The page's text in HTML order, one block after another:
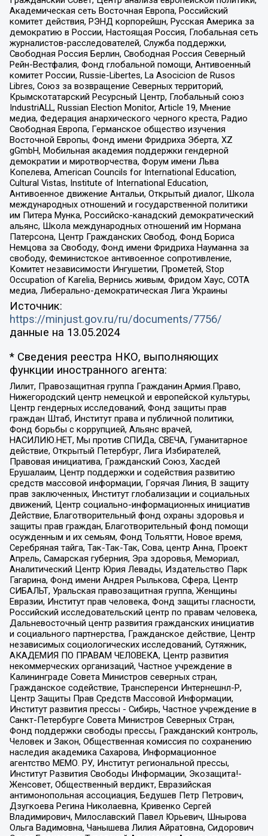
Академическая сеть Восточная Европа, Российский
комитет действия, РЭНД корпорейшн, Русская Америка за
демократию в России, Настоящая Россия, Глобальная сеть
журналистов-расследователей, Служба поддержки,
Свободная Россия Берлин, Свободная Россия Северный
Рейн-Вестфалия, Фонд глобальной помощи, Антивоенный
комитет России, Russie-Libertes, La Asocicion de Rusos
Libres, Союз за возвращение Северных территорий,
Крымскотатарский Ресурсный Центр, Глобальный союз
IndustriALL, Russian Election Monitor, Article 19, Мнение
медиа, Федерация анархического черного креста, Радио
Свободная Европа, Германское общество изучения
Восточной Европы, Фонд имени Фридриха Эберта, XZ
gGmbH, Мобильная академия поддержки гендерной
демократии и миротворчества, Форум имени Льва
Копелева, American Councils for International Education,
Cultural Vistas, Institute of International Education,
Антивоенное движение Антальи, Открытый диалог, Школа
международных отношений и государственной политики
им Питера Мунка, Российско-канадский демократический
альянс, Школа международных отношений им Нормана
Патерсона, Центр Гражданских Свобод, Фонд Бориса
Немцова за Свободу, Фонд имени Фридриха Науманна за
свободу, Феминистское антивоенное сопротивление,
Комитет независимости Ингушетии, Прометей, Stop
Occupation of Karelia, Вернись живым, Фридом Хаус, СОТА
медиа, Либерально-демократическая Лига Украины
Источник:
https://minjust.gov.ru/ru/documents/7756/
данные на 13.05.2024
* Сведения реестра НКО, выполняющих
функции иностранного агента:
Лилит, Правозащитная группа Гражданин.Армия.Право,
Нижегородский центр немецкой и европейской культуры,
Центр гендерных исследований, Фонд защиты прав
граждан Штаб, Институт права и публичной политики,
Фонд борьбы с коррупцией, Альянс врачей,
НАСИЛИЮ.НЕТ, Мы против СПИДа, СВЕЧА, Гуманитарное
действие, Открытый Петербург, Лига Избирателей,
Правовая инициатива, Гражданский Союз, Хасдей
Ерушалаим, Центр поддержки и содействия развитию
средств массовой информации, Горячая Линия, В защиту
прав заключенных, Институт глобализации и социальных
движений, Центр социально-информационных инициатив
Действие, Благотворительный фонд охраны здоровья и
защиты прав граждан, Благотворительный фонд помощи
осужденным и их семьям, Фонд Тольятти, Новое время,
Серебряная тайга, Так-Так-Так, Сова, центр Анна, Проект
Апрель, Самарская губерния, Эра здоровья, Мемориал,
Аналитический Центр Юрия Левады, Издательство Парк
Гагарина, Фонд имени Андрея Рылькова, Сфера, Центр
СИБАЛЬТ, Уральская правозащитная группа, Женщины
Евразии, Институт прав человека, Фонд защиты гласности,
Российский исследовательский центр по правам человека,
Дальневосточный центр развития гражданских инициатив
и социального партнерства, Гражданское действие, Центр
независимых социологических исследований, Сутяжник,
АКАДЕМИЯ ПО ПРАВАМ ЧЕЛОВЕКА, Центр развития
некоммерческих организаций, Частное учреждение в
Калининграде Совета Министров северных стран,
Гражданское содействие, Трансперенси Интернешнл-Р,
Центр Защиты Прав Средств Массовой Информации,
Институт развития прессы - Сибирь, Частное учреждение в
Санкт-Петербурге Совета Министров Северных Стран,
Фонд поддержки свободы прессы, Гражданский контроль,
Человек и Закон, Общественная комиссия по сохранению
наследия академика Сахарова, Информационное
агентство МЕМО. РУ, Институт региональной прессы,
Институт Развития Свободы Информации, Экозащита!-
Женсовет, Общественный вердикт, Евразийская
антимонопольная ассоциация, Бедушев Петр Петрович,
Дзугкоева Регина Николаевна, Кривенко Сергей
Владимирович, Милославский Павел Юрьевич, Шнырова
Ольга Вадимовна, Чанышева Лилия Айратовна, Сидорович